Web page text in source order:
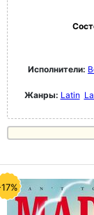
Исполнители:
Жанры: Latin